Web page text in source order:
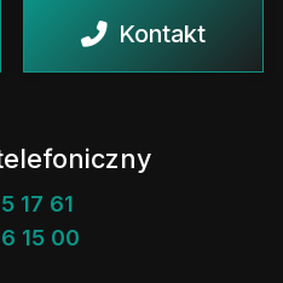
Kontakt
17 61
15 00